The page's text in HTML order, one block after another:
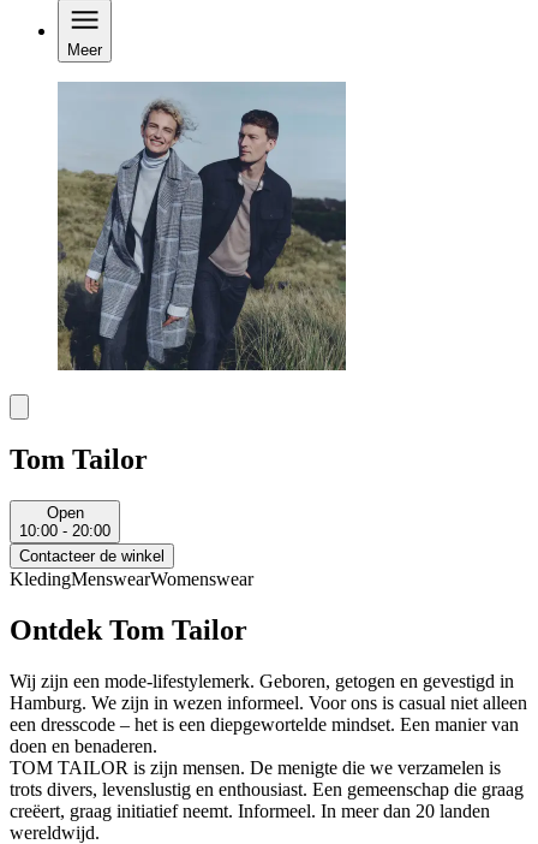
Meer
Tom Tailor
Open
10:00 - 20:00
Contacteer de winkel
KledingMenswearWomenswear
Ontdek Tom Tailor
Wij zijn een mode-lifestylemerk. Geboren, getogen en gevestigd in
Hamburg. We zijn in wezen informeel. Voor ons is casual niet alleen
een dresscode – het is een diepgewortelde mindset. Een manier van
doen en benaderen.
TOM TAILOR is zijn mensen. De menigte die we verzamelen is
trots divers, levenslustig en enthousiast. Een gemeenschap die graag
creëert, graag initiatief neemt. Informeel. In meer dan 20 landen
wereldwijd.